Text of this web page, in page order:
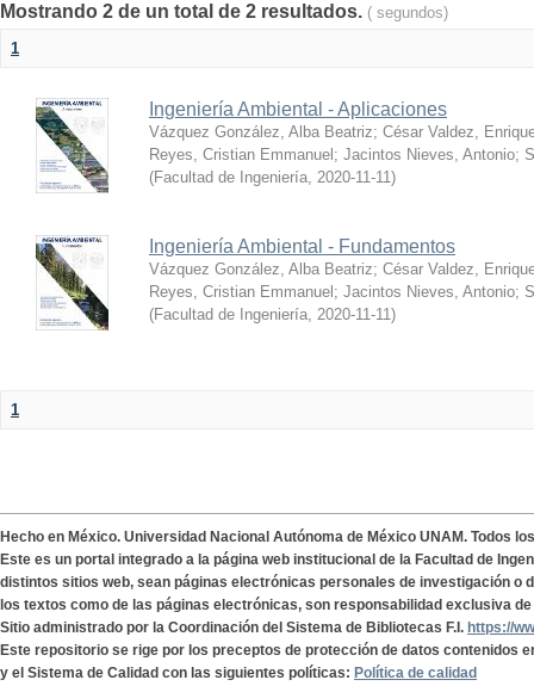
Mostrando 2 de un total de 2 resultados. ( segundos)
1
Ingeniería Ambiental - Aplicaciones
Vázquez González, Alba Beatriz; César Valdez,
Reyes, Cristian Emmanuel ; Jacintos Nieves, Antonio;
(Facultad de Ingeniería, 2020-11-11)
Ingeniería Ambiental - Fundamentos
Vázquez González, Alba Beatriz; César Valdez,
Reyes, Cristian Emmanuel ; Jacintos Nieves, Antonio;
(Facultad de Ingeniería, 2020-11-11)
1
Hecho en México. Universidad Nacional Autónoma de México UNAM. Todos
Este es un portal integrado a la página web institucional de la Facultad de
distintos sitios web, sean páginas electrónicas personales de investigación o
los textos como de las páginas electrónicas, son responsabilidad exclusiva
Sitio administrado por la Coordinación del Sistema de Bibliotecas F.I. https://
Este repositorio se rige por los preceptos de protección de datos contenidos
y el Sistema de Calidad con las siguientes políticas: Política de calidad